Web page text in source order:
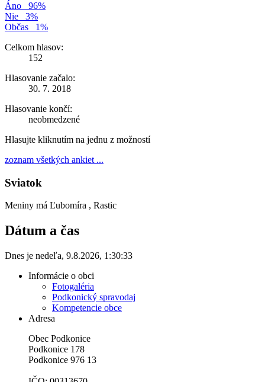
Áno
96%
Nie
3%
Občas
1%
Celkom hlasov:
152
Hlasovanie začalo:
30. 7. 2018
Hlasovanie končí:
neobmedzené
Hlasujte kliknutím na jednu z možností
zoznam všetkých ankiet ...
Sviatok
Meniny má Ľubomíra , Rastic
Dátum a čas
Dnes je nedeľa, 9.8.2026, 1:30:33
Informácie o obci
Fotogaléria
Podkonický spravodaj
Kompetencie obce
Adresa
Obec Podkonice
Podkonice 178
Podkonice 976 13